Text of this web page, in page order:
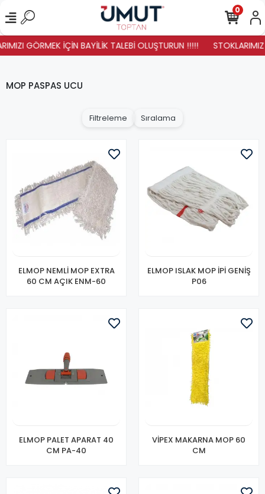
GÖRMEK İÇİN BAYİLİK TALEBİ OLUŞTURUN !!!!! STOKLARIMIZ
0
MOP PASPAS UCU
Filtreleme Sıralama
ELMOP NEMLİ MOP EXTRA
60 CM AÇIK ENM-60
ELMOP ISLAK MOP İPİ GENİŞ
P06
ELMOP PALET APARAT 40
CM PA-40
VİPEX MAKARNA MOP 60
CM